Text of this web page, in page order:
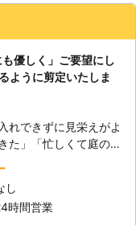
は熟知しておりますの
まかせください お客
に関してこういった印
らいかもしれない」
が良くても、こういっ
ょうか。 弊社は
実績を持っている業者
多くのお仕事をご依頼
ません。いつでも目に
こそ見た目にこだわっ
は美観を整えるのみで
ない枝や生長の妨げに
くことで、栄養を効率
て木全体を元気にする
これからも庭
にも、剪定によって内
優しく」ご要望にし
ように剪定いたしま
れできずに見栄えがよ
た」「忙しくて庭の手
ではありませんか。
お忙しいお客様に代わ
で庭木をすっきりとき
し
時間営業